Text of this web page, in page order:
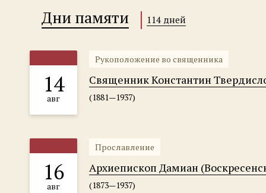
Дни памяти 114 дней
14
авг
Рукоположение во священника
Священник Константин
(1881—1937)
16
авг
Прославление
Архиепископ Дамиан
(1873—1937)